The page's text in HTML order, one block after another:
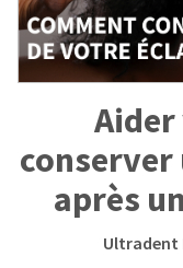
après
Ultradent